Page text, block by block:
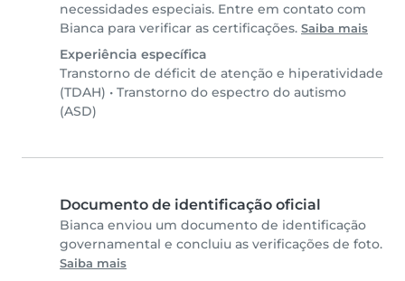
necessidades especiais. Entre em contato com
Bianca para verificar as certificações. Saiba mais
Experiência específica
Transtorno de déficit de atenção e hiperatividade
(TDAH) • Transtorno do espectro do autismo
(ASD)
Documento de identificação oficial
Bianca enviou um documento de identificação
governamental e concluiu as verificações de foto.
Saiba mais